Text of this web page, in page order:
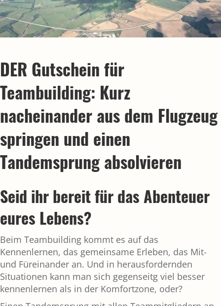
DER Gutschein für
Teambuilding: Kurz
nacheinander aus dem Flugzeug
springen und einen
Tandemsprung absolvieren
Seid ihr bereit für das Abenteuer
eures Lebens?
Beim Teambuilding kommt es auf das
Kennenlernen, das gemeinsame Erleben, das Mit-
und Füreinander an. Und in herausfordernden
Situationen kann man sich gegenseitg viel besser
kennenlernen als in der Komfortzone, oder?